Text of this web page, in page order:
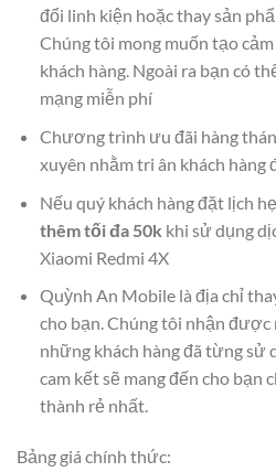
đổi linh kiện hoặc thay sản
Chúng tôi mong muốn tạo
khách hàng. Ngoài ra bạn có
mạng miễn phí
Chương trình ưu đãi hàng
xuyên nhằm tri ân khách hàng
Nếu quý khách hàng đặt lịch
thêm tối đa 50k khi sử dụng
Xiaomi Redmi 4X
Quỳnh An Mobile là địa chỉ
cho bạn. Chúng tôi nhận
những khách hàng đã từng sử
cam kết sẽ mang đến cho bạn
thành rẻ nhất.
Bảng giá chính thức: